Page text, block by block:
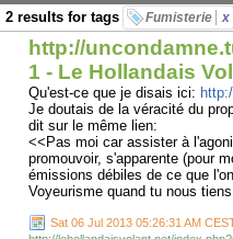
2 results for tags
Fumisterie x
http://
1 - Le Hollandais
Qu'est-ce que je disais ici:
Je doutais de la véracité du
dit sur le même lien:
<<Pas moi car assister à
promouvoir, s'apparente (pour
émissions débiles de ce que
Voyeurisme quand tu nous
Sat 06 Jul 2013 05:26:31 AM